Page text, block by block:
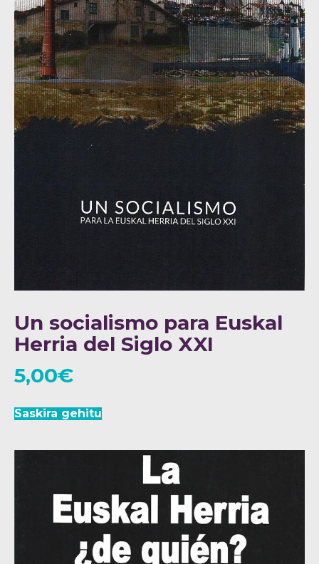
Un socialismo para Euskal
Herria del Siglo XXI
5,00€
Saskira gehitu